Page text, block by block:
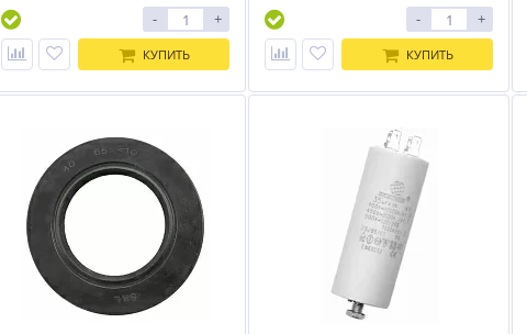
- +
КУПИТЬ
- +
КУПИТЬ